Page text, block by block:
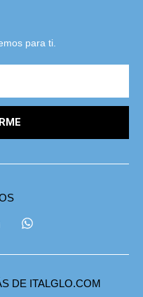
para ti.
DE ITALGLO.COM